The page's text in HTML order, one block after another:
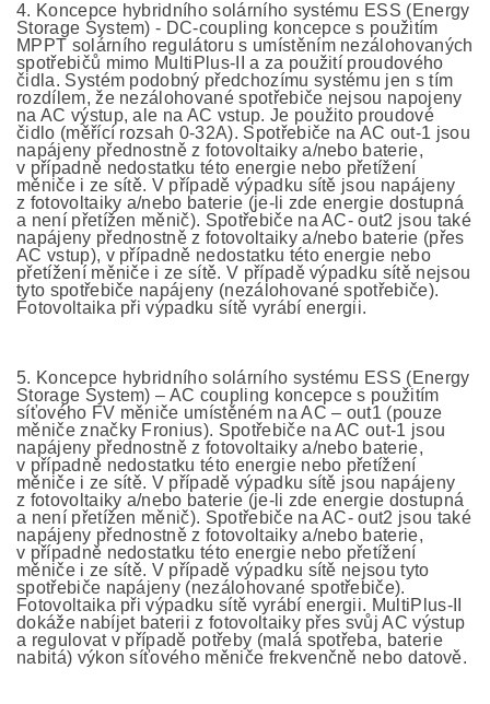
4. Koncepce hybridního solárního systému ESS (Energy
Storage System) - DC-coupling koncepce s použitím
MPPT solárního regulátoru s umístěním nezálohovaných
spotřebičů mimo MultiPlus-II a za použití proudového
čidla. Systém podobný předchozímu systému jen s tím
rozdílem, že nezálohované spotřebiče nejsou napojeny
na AC výstup, ale na AC vstup. Je použito proudové
čidlo (měřící rozsah 0-32A). Spotřebiče na AC out-1 jsou
napájeny přednostně z fotovoltaiky a/nebo baterie,
v případně nedostatku této energie nebo přetížení
měniče i ze sítě. V případě výpadku sítě jsou napájeny
z fotovoltaiky a/nebo baterie (je-li zde energie dostupná
a není přetížen měnič). Spotřebiče na AC- out2 jsou také
napájeny přednostně z fotovoltaiky a/nebo baterie (přes
AC vstup), v případně nedostatku této energie nebo
přetížení měniče i ze sítě. V případě výpadku sítě nejsou
tyto spotřebiče napájeny (nezálohované spotřebiče).
Fotovoltaika při výpadku sítě vyrábí energii.
5. Koncepce hybridního solárního systému ESS (Energy
Storage System) – AC coupling koncepce s použitím
síťového FV měniče umístěném na AC – out1 (pouze
měniče značky Fronius). Spotřebiče na AC out-1 jsou
napájeny přednostně z fotovoltaiky a/nebo baterie,
v případně nedostatku této energie nebo přetížení
měniče i ze sítě. V případě výpadku sítě jsou napájeny
z fotovoltaiky a/nebo baterie (je-li zde energie dostupná
a není přetížen měnič). Spotřebiče na AC- out2 jsou také
napájeny přednostně z fotovoltaiky a/nebo baterie,
v případně nedostatku této energie nebo přetížení
měniče i ze sítě. V případě výpadku sítě nejsou tyto
spotřebiče napájeny (nezálohované spotřebiče).
Fotovoltaika při výpadku sítě vyrábí energii. MultiPlus-II
dokáže nabíjet baterii z fotovoltaiky přes svůj AC výstup
a regulovat v případě potřeby (malá spotřeba, baterie
nabitá) výkon síťového měniče frekvenčně nebo datově.